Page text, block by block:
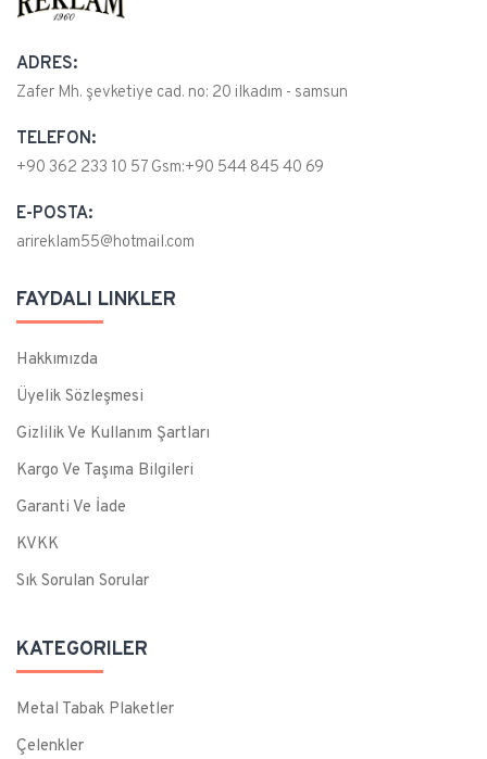
ADRES:
Zafer Mh. şevketiye cad. no: 20 ilkadım - samsun
TELEFON:
+90 362 233 10 57 Gsm:+90 544 845 40 69
E-POSTA:
arireklam55@hotmail.com
FAYDALI LINKLER
Hakkımızda
Üyelik Sözleşmesi
Gizlilik Ve Kullanım Şartları
Kargo Ve Taşıma Bilgileri
Garanti Ve İade
KVKK
Sık Sorulan Sorular
KATEGORILER
Metal Tabak Plaketler
Çelenkler